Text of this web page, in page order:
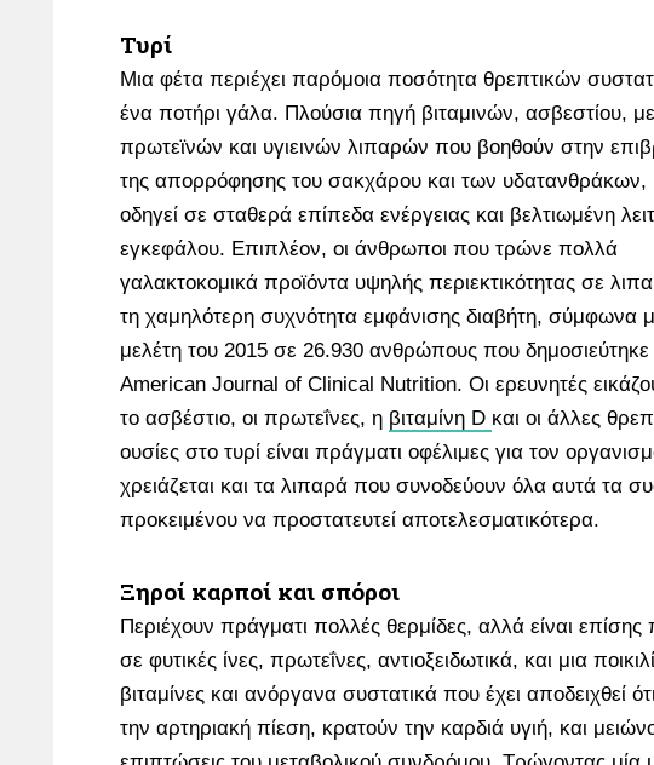
Τυρί
Μια φέτα περιέχει παρόμοια ποσότητα θρεπτικών
ένα ποτήρι γάλα. Πλούσια πηγή βιταμινών, ασβεστίου,
πρωτεϊνών και υγιεινών λιπαρών που βοηθούν στην
της απορρόφησης του σακχάρου και των υδατανθράκων,
οδηγεί σε σταθερά επίπεδα ενέργειας και βελτιωμένη
εγκεφάλου. Επιπλέον, οι άνθρωποι που τρώνε πολλά
γαλακτοκομικά προϊόντα υψηλής περιεκτικότητας σε
τη χαμηλότερη συχνότητα εμφάνισης διαβήτη, σύμφωνα
μελέτη του 2015 σε 26.930 ανθρώπους που δημοσιεύτηκε
American Journal of Clinical Nutrition. Οι ερευνητές
το ασβέστιο, οι πρωτεΐνες, η βιταμίνη D και οι άλλες
ουσίες στο τυρί είναι πράγματι οφέλιμες για τον
χρειάζεται και τα λιπαρά που συνοδεύουν όλα αυτά τα
προκειμένου να προστατευτεί αποτελεσματικότερα.
Ξηροί καρποί και σπόροι
Περιέχουν πράγματι πολλές θερμίδες, αλλά είναι επίσης
σε φυτικές ίνες, πρωτεΐνες, αντιοξειδωτικά, και μια
βιταμίνες και ανόργανα συστατικά που έχει αποδειχθεί
την αρτηριακή πίεση, κρατούν την καρδιά υγιή, και